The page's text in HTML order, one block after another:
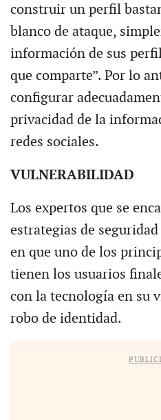
construir un perfil
blanco de ataque,
información de sus
que comparte”. Por lo
configurar
privacidad de la
redes sociales.
VULNERABILIDAD
Los expertos que se
estrategias de
en que uno de los
tienen los usuarios
con la tecnología en su
robo de identidad.